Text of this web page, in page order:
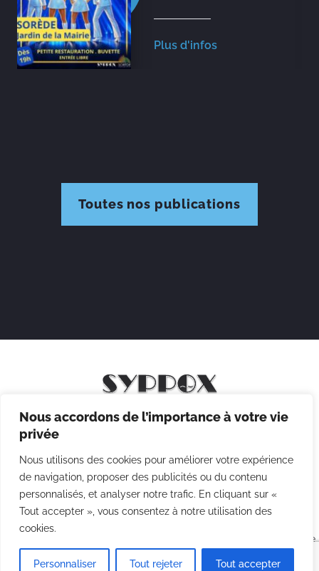
Nous accordons de l’importance à votre vie
privée
Nous utilisons des cookies pour améliorer votre expérience
de navigation, proposer des publicités ou du contenu
personnalisés, et analyser notre trafic. En cliquant sur «
Tout accepter », vous consentez à notre utilisation des
cookies.
Personnaliser Tout rejeter Tout accepter
Plus d'infos
Toutes nos publications
Mentions légales
Politique des cookies
CGV
Agence
Point Com